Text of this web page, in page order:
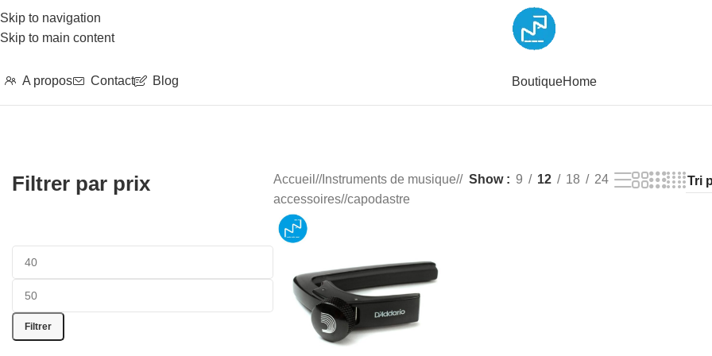
Skip to navigation
Skip to main content
A propos Contact Blog BoutiqueHome
Filtrer par prix
Filtrer
Accueil / Instruments de musique/
accessoires/ capodastre
Show 9 12 18 24